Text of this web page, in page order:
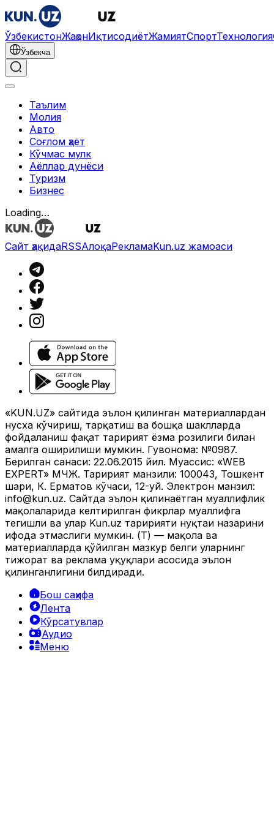
ЎзбекистонЖаҳонИқтисодиётЖамиятСпортТехнология
Ўзбекча
Таълим
Молия
Авто
Соғлом ҳаёт
Кўчмас мулк
Аёллар дунёси
Туризм
Бизнес
Loading…
Сайт ҳақидаRSSАлоқаРекламаKun.uz жамоаси
«KUN.UZ» сайтида эълон қилинган материаллардан
нусха кўчириш, тарқатиш ва бошқа шаклларда
фойдаланиш фақат таҳририят ёзма розилиги билан
амалга оширилиши мумкин. Гувоҳнома: №0987.
Берилган санаси: 22.06.2015 йил. Муассис: «WEB
EXPERT» МЧЖ. Таҳририят манзили: 100043, Тошкент
шаҳри, К. Ерматов кўчаси, 12-уй. Электрон манзил:
info@kun.uz. Сайтда эълон қилинаётган муаллифлик
мақолаларида келтирилган фикрлар муаллифга
тегишли ва улар Kun.uz таҳририяти нуқтаи назарини
ифода этмаслиги мумкин. (Т) — мақола ва
материалларда қўйилган мазкур белги уларнинг
тижорат ва реклама ҳуқуқлари асосида эълон
қилинганлигини билдиради.
Бош саҳифа
Лента
Кўрсатувлар
Аудио
Меню